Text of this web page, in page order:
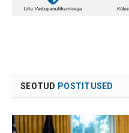
SEOTUD POSTITUSED